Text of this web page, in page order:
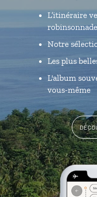
L’itinéraire
Notre
Les plus
L'album
vous-même